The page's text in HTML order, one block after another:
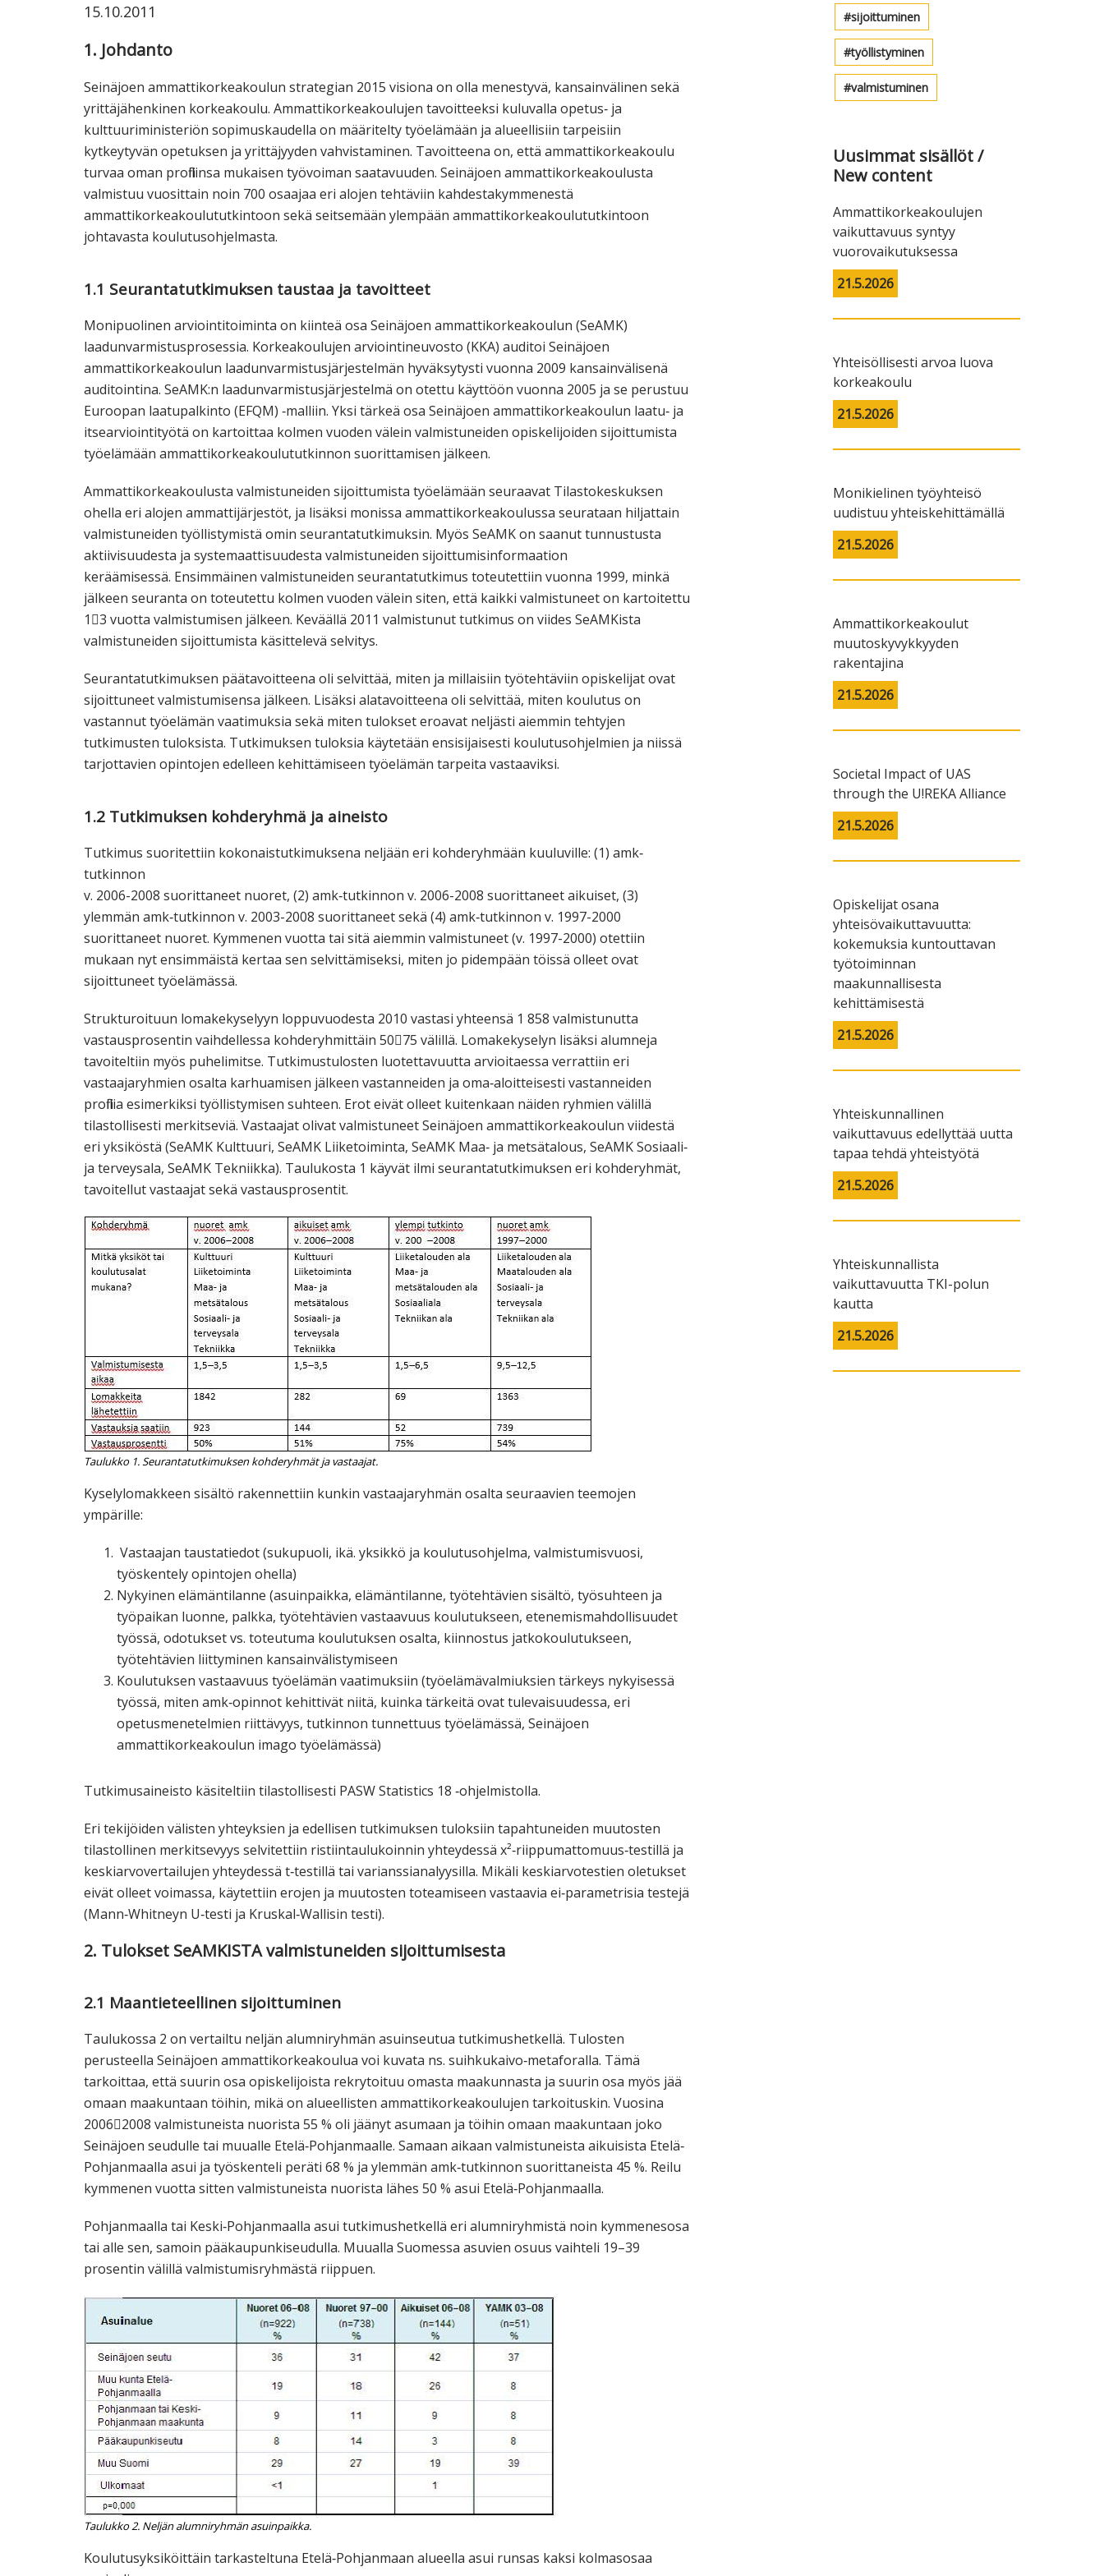
kaikille
kiinnostuneille.
15.10.2011
1. Johdanto
Seinäjoen ammattikorkeakoulun strategian 2015 visiona on olla menestyvä, kansainvälinen sekä
yrittäjähenkinen korkeakoulu. Ammattikorkeakoulujen tavoitteeksi kuluvalla opetus‐ ja
kulttuuriministeriön sopimuskaudella on määritelty työelämään ja alueellisiin tarpeisiin
kytkeytyvän opetuksen ja yrittäjyyden vahvistaminen. Tavoitteena on, että ammattikorkeakoulu
turvaa oman profiilinsa mukaisen työvoiman saatavuuden. Seinäjoen ammattikorkeakoulusta
valmistuu vuosittain noin 700 osaajaa eri alojen tehtäviin kahdestakymmenestä
ammattikorkeakoulututkintoon sekä seitsemään ylempään ammattikorkeakoulututkintoon
johtavasta koulutusohjelmasta.
1.1 Seurantatutkimuksen taustaa ja tavoitteet
Monipuolinen arviointitoiminta on kiinteä osa Seinäjoen ammattikorkeakoulun (SeAMK)
laadunvarmistusprosessia. Korkeakoulujen arviointineuvosto (KKA) auditoi Seinäjoen
ammattikorkeakoulun laadunvarmistusjärjestelmän hyväksytysti vuonna 2009 kansainvälisenä
auditointina. SeAMK:n laadunvarmistusjärjestelmä on otettu käyttöön vuonna 2005 ja se perustuu
Euroopan laatupalkinto (EFQM) ‐malliin. Yksi tärkeä osa Seinäjoen ammattikorkeakoulun laatu‐ ja
itsearviointityötä on kartoittaa kolmen vuoden välein valmistuneiden opiskelijoiden sijoittumista
työelämään ammattikorkeakoulututkinnon suorittamisen jälkeen.
Ammattikorkeakoulusta valmistuneiden sijoittumista työelämään seuraavat Tilastokeskuksen
ohella eri alojen ammattijärjestöt, ja lisäksi monissa ammattikorkeakoulussa seurataan hiljattain
valmistuneiden työllistymistä omin seurantatutkimuksin. Myös SeAMK on saanut tunnustusta
aktiivisuudesta ja systemaattisuudesta valmistuneiden sijoittumisinformaation
keräämisessä. Ensimmäinen valmistuneiden seurantatutkimus toteutettiin vuonna 1999, minkä
jälkeen seuranta on toteutettu kolmen vuoden välein siten, että kaikki valmistuneet on kartoitettu
13 vuotta valmistumisen jälkeen. Keväällä 2011 valmistunut tutkimus on viides SeAMKista
valmistuneiden sijoittumista käsittelevä selvitys.
Seurantatutkimuksen päätavoitteena oli selvittää, miten ja millaisiin työtehtäviin opiskelijat ovat
sijoittuneet valmistumisensa jälkeen. Lisäksi alatavoitteena oli selvittää, miten koulutus on
vastannut työelämän vaatimuksia sekä miten tulokset eroavat neljästi aiemmin tehtyjen
tutkimusten tuloksista. Tutkimuksen tuloksia käytetään ensisijaisesti koulutusohjelmien ja niissä
tarjottavien opintojen edelleen kehittämiseen työelämän tarpeita vastaaviksi.
1.2 Tutkimuksen kohderyhmä ja aineisto
Tutkimus suoritettiin kokonaistutkimuksena neljään eri kohderyhmään kuuluville: (1) amk‐
tutkinnon
v. 2006-2008 suorittaneet nuoret, (2) amk‐tutkinnon v. 2006-2008 suorittaneet aikuiset, (3)
ylemmän amk‐tutkinnon v. 2003-2008 suorittaneet sekä (4) amk‐tutkinnon v. 1997-2000
suorittaneet nuoret. Kymmenen vuotta tai sitä aiemmin valmistuneet (v. 1997-2000) otettiin
mukaan nyt ensimmäistä kertaa sen selvittämiseksi, miten jo pidempään töissä olleet ovat
sijoittuneet työelämässä.
Strukturoituun lomakekyselyyn loppuvuodesta 2010 vastasi yhteensä 1 858 valmistunutta
vastausprosentin vaihdellessa kohderyhmittäin 5075 välillä. Lomakekyselyn lisäksi alumneja
tavoiteltiin myös puhelimitse. Tutkimustulosten luotettavuutta arvioitaessa verrattiin eri
vastaajaryhmien osalta karhuamisen jälkeen vastanneiden ja oma‐aloitteisesti vastanneiden
profiilia esimerkiksi työllistymisen suhteen. Erot eivät olleet kuitenkaan näiden ryhmien välillä
tilastollisesti merkitseviä. Vastaajat olivat valmistuneet Seinäjoen ammattikorkeakoulun viidestä
eri yksiköstä (SeAMK Kulttuuri, SeAMK Liiketoiminta, SeAMK Maa‐ ja metsätalous, SeAMK Sosiaali‐
ja terveysala, SeAMK Tekniikka). Taulukosta 1 käyvät ilmi seurantatutkimuksen eri kohderyhmät,
tavoitellut vastaajat sekä vastausprosentit.
Taulukko 1. Seurantatutkimuksen kohderyhmät ja vastaajat.
Kyselylomakkeen sisältö rakennettiin kunkin vastaajaryhmän osalta seuraavien teemojen
ympärille:
Vastaajan taustatiedot (sukupuoli, ikä. yksikkö ja koulutusohjelma, valmistumisvuosi,
työskentely opintojen ohella)
Nykyinen elämäntilanne (asuinpaikka, elämäntilanne, työtehtävien sisältö, työsuhteen ja
työpaikan luonne, palkka, työtehtävien vastaavuus koulutukseen, etenemismahdollisuudet
työssä, odotukset vs. toteutuma koulutuksen osalta, kiinnostus jatkokoulutukseen,
työtehtävien liittyminen kansainvälistymiseen
Koulutuksen vastaavuus työelämän vaatimuksiin (työelämävalmiuksien tärkeys nykyisessä
työssä, miten amk‐opinnot kehittivät niitä, kuinka tärkeitä ovat tulevaisuudessa, eri
opetusmenetelmien riittävyys, tutkinnon tunnettuus työelämässä, Seinäjoen
ammattikorkeakoulun imago työelämässä)
Tutkimusaineisto käsiteltiin tilastollisesti PASW Statistics 18 ‐ohjelmistolla.
Eri tekijöiden välisten yhteyksien ja edellisen tutkimuksen tuloksiin tapahtuneiden muutosten
tilastollinen merkitsevyys selvitettiin ristiintaulukoinnin yhteydessä x²‐riippumattomuus‐testillä ja
keskiarvovertailujen yhteydessä t‐testillä tai varianssianalyysilla. Mikäli keskiarvotestien oletukset
eivät olleet voimassa, käytettiin erojen ja muutosten toteamiseen vastaavia ei‐parametrisia testejä
(Mann‐Whitneyn U‐testi ja Kruskal‐Wallisin testi).
2. Tulokset SeAMKISTA valmistuneiden sijoittumisesta
2.1 Maantieteellinen sijoittuminen
Taulukossa 2 on vertailtu neljän alumniryhmän asuinseutua tutkimushetkellä. Tulosten
perusteella Seinäjoen ammattikorkeakoulua voi kuvata ns. suihkukaivo‐metaforalla. Tämä
tarkoittaa, että suurin osa opiskelijoista rekrytoituu omasta maakunnasta ja suurin osa myös jää
omaan maakuntaan töihin, mikä on alueellisten ammattikorkeakoulujen tarkoituskin. Vuosina
20062008 valmistuneista nuorista 55 % oli jäänyt asumaan ja töihin omaan maakuntaan joko
Seinäjoen seudulle tai muualle Etelä‐Pohjanmaalle. Samaan aikaan valmistuneista aikuisista Etelä‐
Pohjanmaalla asui ja työskenteli peräti 68 % ja ylemmän amk‐tutkinnon suorittaneista 45 %. Reilu
kymmenen vuotta sitten valmistuneista nuorista lähes 50 % asui Etelä‐Pohjanmaalla.
Pohjanmaalla tai Keski‐Pohjanmaalla asui tutkimushetkellä eri alumniryhmistä noin kymmenesosa
tai alle sen, samoin pääkaupunkiseudulla. Muualla Suomessa asuvien osuus vaihteli 19–39
prosentin välillä valmistumisryhmästä riippuen.
Taulukko 2. Neljän alumniryhmän asuinpaikka.
Koulutusyksiköittäin tarkasteltuna Etelä‐Pohjanmaan alueella asui runsas kaksi kolmasosaa
sijoittuminen
työllistyminen
valmistuminen
Uusimmat sisällöt /
New content
Ammattikorkeakoulujen
vaikuttavuus syntyy
vuorovaikutuksessa
21.5.2026
Yhteisöllisesti arvoa luova
korkeakoulu
21.5.2026
Monikielinen työyhteisö
uudistuu yhteiskehittämällä
21.5.2026
Ammattikorkeakoulut
muutoskyvykkyyden
rakentajina
21.5.2026
Societal Impact of UAS
through the U!REKA Alliance
21.5.2026
Opiskelijat osana
yhteisövaikuttavuutta:
kokemuksia kuntouttavan
työtoiminnan
maakunnallisesta
kehittämisestä
21.5.2026
Yhteiskunnallinen
vaikuttavuus edellyttää uutta
tapaa tehdä yhteistyötä
21.5.2026
Yhteiskunnallista
vaikuttavuutta TKI-polun
kautta
21.5.2026